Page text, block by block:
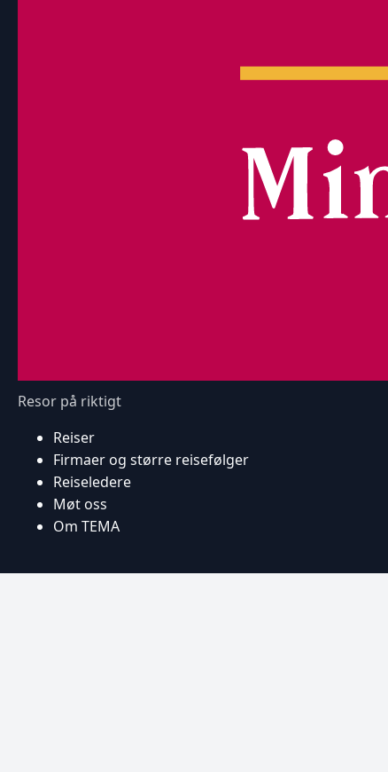
Resor på riktigt
Reiser
Firmaer og større reisefølger
Reiseledere
Møt oss
Om TEMA